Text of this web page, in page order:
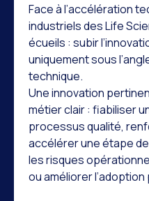
Face à l’accélération
industriels des Life
écueils : subir
uniquement sous
technique.
Une innovation
métier clair : fiabiliser
processus qualité,
accélérer une étape
les risques
ou améliorer